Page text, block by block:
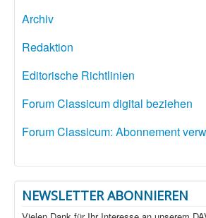
Archiv
Redaktion
Editorische Richtlinien
Forum Classicum digital beziehen
Forum Classicum: Abonnement
NEWSLETTER ABONNIEREN